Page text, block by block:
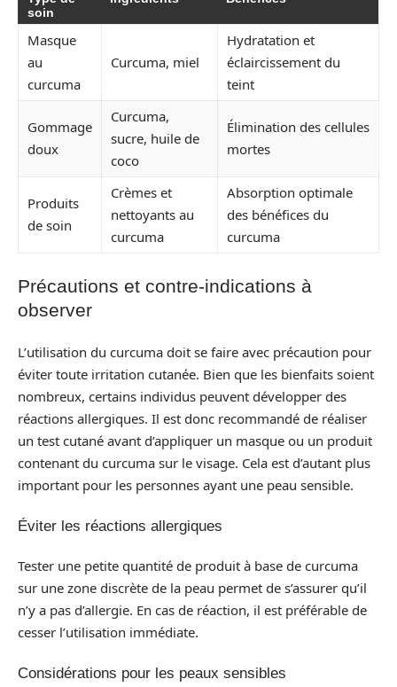
soin
Masque
au
curcuma
Curcuma, miel
Hydratation et
éclaircissement du
teint
Gommage
doux
Curcuma,
sucre, huile de
coco
Élimination des cellules
mortes
Produits
de soin
Crèmes et
nettoyants au
curcuma
Absorption optimale
des bénéfices du
curcuma
Précautions et contre-indications à
observer
L’utilisation du curcuma doit se faire avec précaution pour
éviter toute irritation cutanée. Bien que les bienfaits soient
nombreux, certains individus peuvent développer des
réactions allergiques. Il est donc recommandé de réaliser
un test cutané avant d’appliquer un masque ou un produit
contenant du curcuma sur le visage. Cela est d’autant plus
important pour les personnes ayant une peau sensible.
Éviter les réactions allergiques
Tester une petite quantité de produit à base de curcuma
sur une zone discrète de la peau permet de s’assurer qu’il
n’y a pas d’allergie. En cas de réaction, il est préférable de
cesser l’utilisation immédiate.
Considérations pour les peaux sensibles